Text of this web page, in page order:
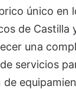
único en
de Castilla
una
servicios